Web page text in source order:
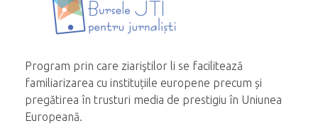
Program prin care ziariştilor li se facilitează
familiarizarea cu instituțiile europene precum și
pregătirea în trusturi media de prestigiu în Uniunea
Europeană.